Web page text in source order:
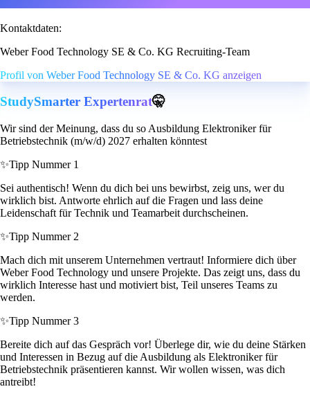
Kontaktdaten:
Weber Food Technology SE & Co. KG Recruiting-Team
Profil von Weber Food Technology SE & Co. KG anzeigen
StudySmarter Expertenrat🤫
Wir sind der Meinung, dass du so Ausbildung Elektroniker für
Betriebstechnik (m/w/d) 2027 erhalten könntest
✨Tipp Nummer 1
Sei authentisch! Wenn du dich bei uns bewirbst, zeig uns, wer du
wirklich bist. Antworte ehrlich auf die Fragen und lass deine
Leidenschaft für Technik und Teamarbeit durchscheinen.
✨Tipp Nummer 2
Mach dich mit unserem Unternehmen vertraut! Informiere dich über
Weber Food Technology und unsere Projekte. Das zeigt uns, dass du
wirklich Interesse hast und motiviert bist, Teil unseres Teams zu
werden.
✨Tipp Nummer 3
Bereite dich auf das Gespräch vor! Überlege dir, wie du deine Stärken
und Interessen in Bezug auf die Ausbildung als Elektroniker für
Betriebstechnik präsentieren kannst. Wir wollen wissen, was dich
antreibt!